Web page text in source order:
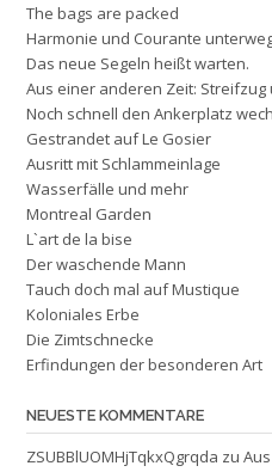
The bags are packed
Harmonie und Courante
Das neue Segeln heißt warten.
Aus einer anderen Zeit: Streifzug
Noch schnell den Ankerplatz
Gestrandet auf Le Gosier
Ausritt mit Schlammeinlage
Wasserfälle und mehr
Montreal Garden
L`art de la bise
Der waschende Mann
Tauch doch mal auf Mustique
Koloniales Erbe
Die Zimtschnecke
Erfindungen der besonderen Art
NEUESTE KOMMENTARE
ZSUBBlUOMHjTqkxQgrqda zu